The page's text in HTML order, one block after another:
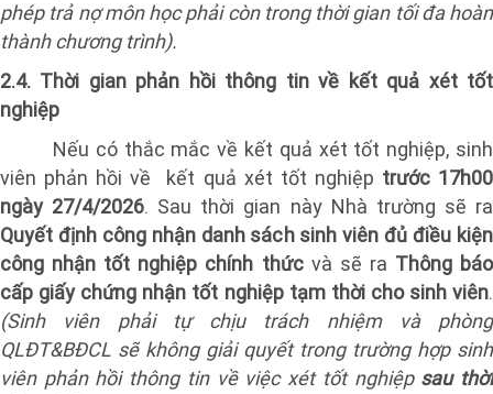
phép trả nợ môn học phải còn trong thời gian tối đa hoàn
thành chương trình).
2.4. Thời gian phản hồi thông tin về kết quả xét tốt
nghiệp
Nếu có thắc mắc về kết quả xét tốt nghiệp, sinh
viên phản hồi về
kết quả xét tốt nghiệp trước 17h00
ngày 27/4/2026. Sau thời gian này Nhà trường sẽ ra
Quyết định công nhận danh sách sinh viên đủ điều kiện
công nhận tốt nghiệp chính thứcvà sẽ ra Thông báo
cấp giấy chứng nhận tốt nghiệp tạm thời cho sinh viên.
(Sinh viên phải tự chịu trách nhiệm và phòng
QLĐT&BĐCL sẽ không giải quyết trong trường hợp sinh
viên phản hồi thông tin về việc xét tốt nghiệp sau thời